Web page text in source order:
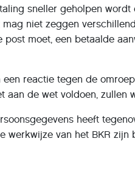
sneller geholpen
mag niet zeggen
post moet, een betaalde
een reactie tegen de
aan de wet voldoen, zullen
heeft
werkwijze van het BKR zijn